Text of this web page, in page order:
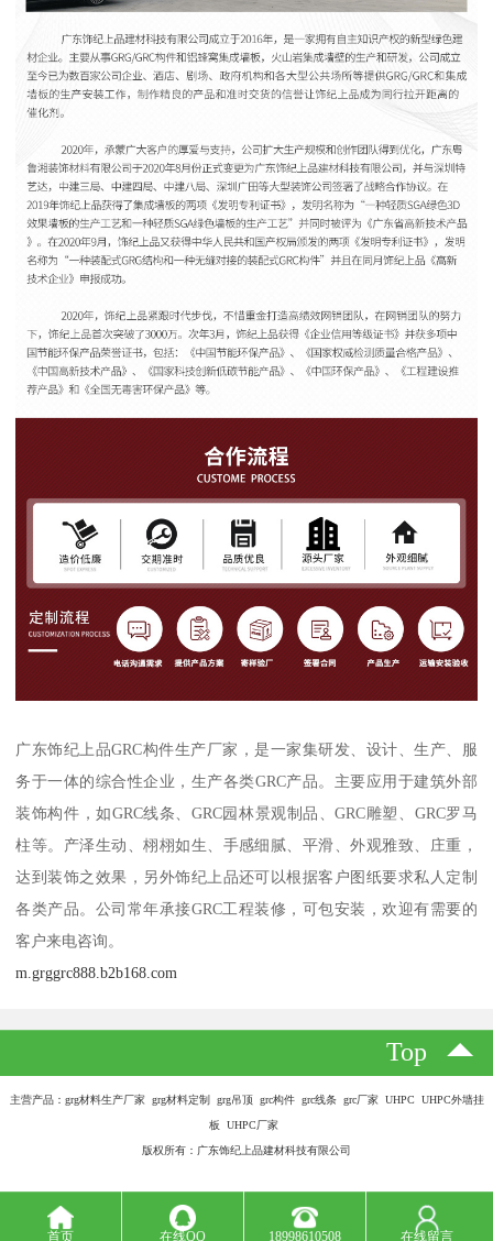
广东饰纪上品GRC构件生产厂家，是一家集研发、设计、生产、服
务于一体的综合性企业，生产各类GRC产品。主要应用于建筑外部
装饰构件，如GRC线条、GRC园林景观制品、GRC雕塑、GRC罗马
柱等。产泽生动、栩栩如生、手感细腻、平滑、外观雅致、庄重，
达到装饰之效果，另外饰纪上品还可以根据客户图纸要求私人定制
各类产品。公司常年承接GRC工程装修，可包安装，欢迎有需要的
客户来电咨询。
m.grggrc888.b2b168.com
Top
主营产品：grg材料生产厂家 grg材料定制 grg吊顶 grc构件 grc线条 grc厂家 UHPC UHPC外墙挂
板 UHPC厂家
版权所有：广东饰纪上品建材科技有限公司
首页 在线QQ 18998610508 在线留言